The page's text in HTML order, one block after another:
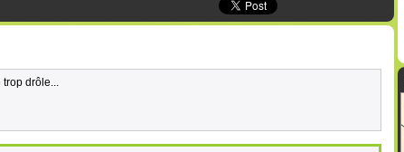
trop drôle...